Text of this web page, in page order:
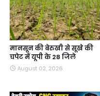
मानसून की बेरुखी से सूखे की
चपेट में यूपी के 28 जिले
August 02, 2026